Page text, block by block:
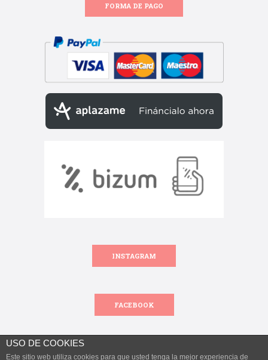
FORMA DE PAGO
INSTAGRAM
FACEBOOK
USO DE COOKIES
Este sitio web utiliza cookies para que usted tenga la mejor experiencia de